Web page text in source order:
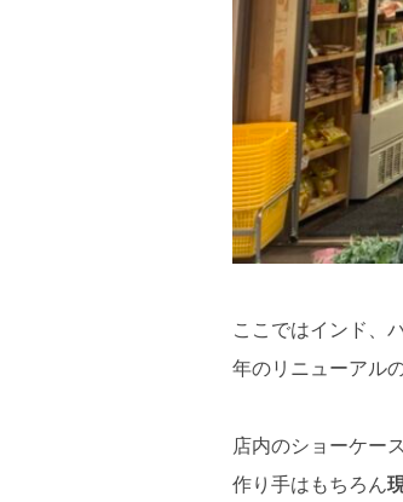
ここではインド、
年のリニューアル
店内のショーケー
作り手はもちろん